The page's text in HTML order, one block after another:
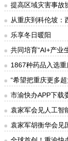
提高区域灾害事故
从重庆到科伦坡：
乐享冬日暖阳
共同培育“AI+产业
1867种药品入选
“希望把重庆更多
市渝快办APP下载
袁家军会见人工智
袁家军胡衡华会见